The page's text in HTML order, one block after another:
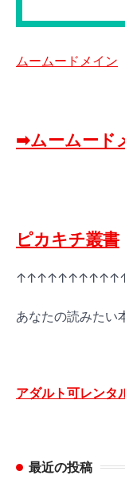
ムームードメイン
➡ムームード
ピカキチ叢書
あなたの読みたい
アダルト可レンタ
最近の投稿